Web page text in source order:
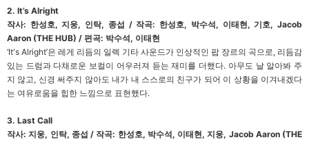
2. It’s Alright
작사: 한성호, 지웅, 인탁, 종섭 / 작곡: 한성호, 박수석, 이태현, 기호, Jacob
Aaron (THE HUB) / 편곡: 박수석, 이태현
‘It's Alright’은 레게 리듬의 일렉 기타 사운드가 인상적인 팝 장르의 곡으로, 리듬감
있는 드럼과 다채로운 보컬이 어우러져 듣는 재미를 더했다. 아무도 날 알아봐 주
지 않고, 신경 써주지 않아도 내가 내 스스로의 친구가 되어 이 상황을 이겨내겠다
는 여유로움을 힙한 느낌으로 표현했다.
3. Last Call
작사: 지웅, 인탁, 종섭 / 작곡: 한성호, 박수석, 이태현, 지웅, Jacob Aaron (THE